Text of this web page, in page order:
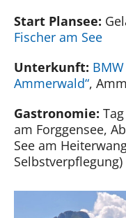
Start Plansee:
Fischer am See
Unterkunft:
Ammerwald“,
Gastronomie:
am Forggensee,
See am
Selbstverpflegung)